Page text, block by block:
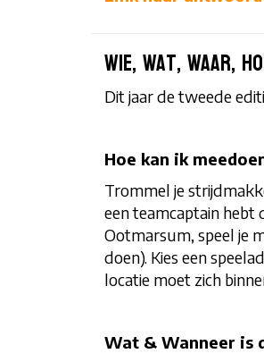
Wie, Wat, Waar,
Dit jaar de tweede
Hoe kan ik
Trommel je
een teamcaptain hebt
Ootmarsum, speel je
doen). Kies een
locatie moet zich
Wat & Wanneer is